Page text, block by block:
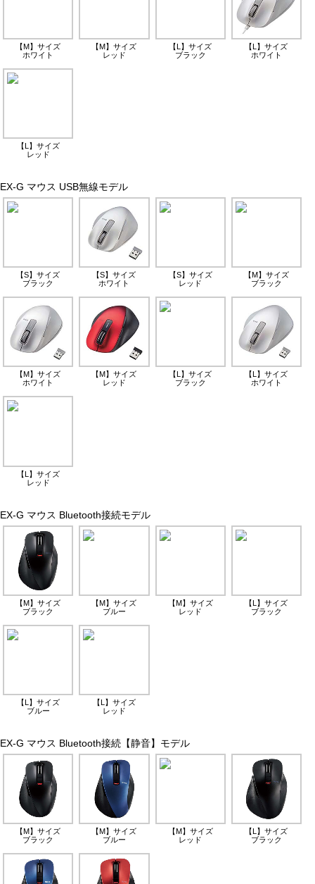
【M】サイズ
ホワイト
【M】サイズ
レッド
【L】サイズ
ブラック
【L】サイズ
ホワイト
【L】サイズ
レッド
EX-G マウス USB無線モデル
【S】サイズ
ブラック
【S】サイズ
ホワイト
【S】サイズ
レッド
【M】サイズ
ブラック
【M】サイズ
ホワイト
【M】サイズ
レッド
【L】サイズ
ブラック
【L】サイズ
ホワイト
【L】サイズ
レッド
EX-G マウス Bluetooth接続モデル
【M】サイズ
ブラック
【M】サイズ
ブルー
【M】サイズ
レッド
【L】サイズ
ブラック
【L】サイズ
ブルー
【L】サイズ
レッド
EX-G マウス Bluetooth接続【静音】モデル
【M】サイズ
ブラック
【M】サイズ
ブルー
【M】サイズ
レッド
【L】サイズ
ブラック